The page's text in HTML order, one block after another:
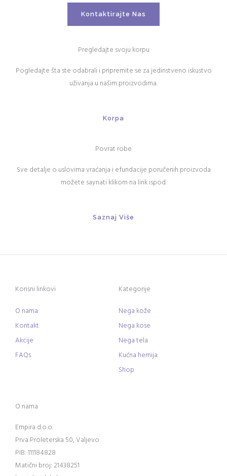
Kontaktirajte Nas
Pregledajte svoju korpu
Pogledajte šta ste odabrali i pripremite se za jedinstveno iskustvo
uživanja u našim proizvodima.
Korpa
Povrat robe
Sve detalje o uslovima vraćanja i efundacije poručenih proizvoda
možete saynati klikom na link ispod.
Saznaj Više
Korisni linkovi
O nama
Kontakt
Akcije
FAQs
Kategorije
Nega kože
Nega kose
Nega tela
Kućna hemija
Shop
O nama
Empira d.o.o.
Prva Proleterska 50, Valjevo
PIB: 111184828
Matični broj: 21438251